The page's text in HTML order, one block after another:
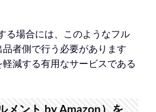
る場合には、このようなフル
者側で行う必要があります
減する有用なサービスである